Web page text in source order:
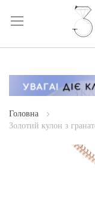
Skip
Content
Головна
Золотий кулон з